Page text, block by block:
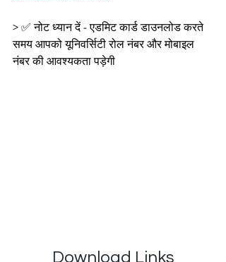
> ✅ नोट ध्यान दें - एडमिट कार्ड डाउनलोड करते
समय आपको यूनिवर्सिटी रोल नंबर और मोबाइल
नंबर की आवश्यकता पड़ेगी
Download Links